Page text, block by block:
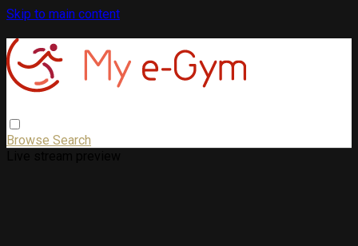
Skip to main content
Browse Search